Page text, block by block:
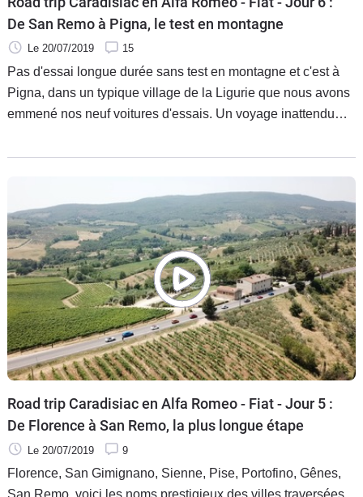
De San Remo à Pigna, le test en montagne
Le 20/07/2019 15
Pas d'essai longue durée sans test en montagne et c'est à
Pigna, dans un typique village de la Ligurie que nous avons
emmené nos neuf voitures d'essais. Un voyage inattendu
Road trip Caradisiac en Alfa Romeo - Fiat - Jour 5 :
De Florence à San Remo, la plus longue étape
Le 20/07/2019 9
Florence, San Gimignano, Sienne, Pise, Portofino, Gênes,